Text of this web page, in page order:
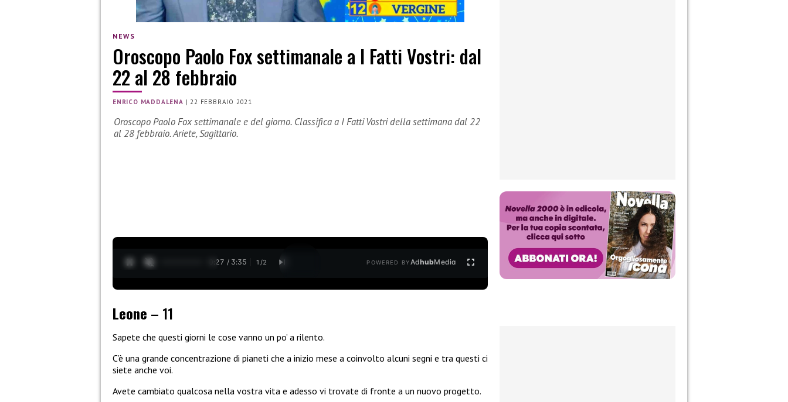
NEWS
Oroscopo Paolo Fox settimanale a I Fatti Vostri: dal
22 al 28 febbraio
ENRICO MADDALENA |22 FEBBRAIO 2021
Oroscopo Paolo Fox settimanale e del giorno. Classifica a I Fatti Vostri della settimana dal 22
al 28 febbraio. Ariete, Sagittario.
0:28 / 3:35 1 /2 POWERED BYAdhubMedia
Leone – 11
Sapete che questi giorni le cose vanno un po’ a rilento.
C’è una grande concentrazione di pianeti che a inizio mese a coinvolto alcuni segni e tra questi ci
siete anche voi.
Avete cambiato qualcosa nella vostra vita e adesso vi trovate di fronte a un nuovo progetto.